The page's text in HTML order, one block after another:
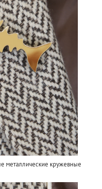
металлические кружевные